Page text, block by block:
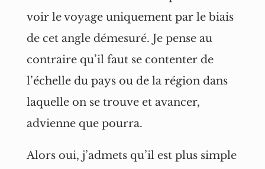
voir le voyage uniquement par le biais
de cet angle démesuré. Je pense au
contraire qu’il faut se contenter de
l’échelle du pays ou de la région dans
laquelle on se trouve et avancer,
advienne que pourra.
Alors oui, j’admets qu’il est plus simple